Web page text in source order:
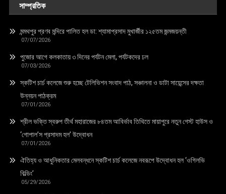
সাম্প্রতিক
মন্মথপুর প্রণব মন্দিরে পালিত হল ডা: শ্যামাপ্রসাদ মুখার্জীর ১২৫তম জন্মজয়ন্তী
07/07/2026
পুজোর আগে কলকাতায় ৩ দিনের পর্যটন মেলা, পর্যটকদের ঢল
07/03/2026
স্কটিশ চার্চ কলেজে শুরু হচ্ছে টেলিভিশন সংবাদ পাঠ, সঞ্চালনা ও ডাটা সায়েন্সের দক্ষতা
উন্নয়ন পাঠক্রম
07/01/2026
শ্রীল ভক্তি স্বরুপ তীর্থ মহারাজের ৮৪তম আবির্ভাব তিথিতে মায়াপুরে নতুন গেস্ট হাউস ও
‘গোপাল’স প্রসাদম হল’ উদ্বোধন
07/01/2026
ঐতিহ্য ও আধুনিকতার মেলবন্ধনে স্কটিশ চার্চ কলেজে নবরূপে উদ্বোধন হল ‘ওগিলভি
বিল্ডিং’
05/29/2026